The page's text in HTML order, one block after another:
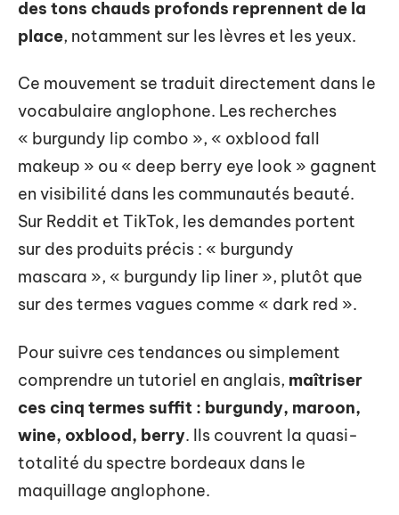
des tons chauds profonds reprennent de la
place, notamment sur les lèvres et les yeux.
Ce mouvement se traduit directement dans le
vocabulaire anglophone. Les recherches
« burgundy lip combo », « oxblood fall
makeup » ou « deep berry eye look » gagnent
en visibilité dans les communautés beauté.
Sur Reddit et TikTok, les demandes portent
sur des produits précis : « burgundy
mascara », « burgundy lip liner », plutôt que
sur des termes vagues comme « dark red ».
Pour suivre ces tendances ou simplement
comprendre un tutoriel en anglais, maîtriser
ces cinq termes suffit : burgundy, maroon,
wine, oxblood, berry. Ils couvrent la quasi-
totalité du spectre bordeaux dans le
maquillage anglophone.